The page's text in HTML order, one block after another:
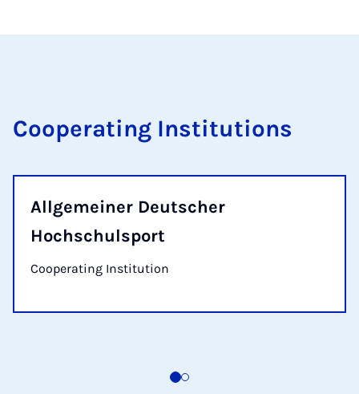
Cooperating Institutions
Allgemeiner Deutscher
Hochschulsport
Cooperating Institution